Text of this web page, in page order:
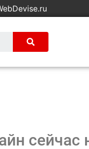
сейчас